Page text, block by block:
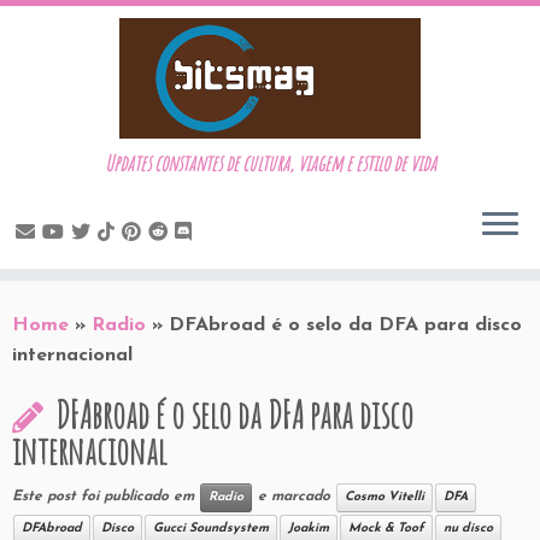
to
content
Updates constantes de cultura, viagem e estilo de vida
Home » Radio » DFAbroad é o selo da DFA para disco
internacional
DFAbroad é o selo da DFA para disco
internacional
Este post foi publicado em Radio e marcado Cosmo Vitelli DFA
DFAbroad Disco Gucci Soundsystem Joakim Mock & Toof nu disco